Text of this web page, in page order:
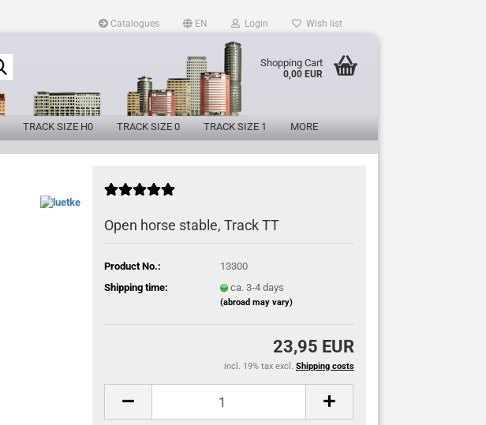
Catalogues EN Login Wish list
Shopping Cart
0,00 EUR
TRACK SIZE H0 TRACK SIZE 0 TRACK SIZE 1 MORE
Open horse stable, Track TT
Product No.:
13300
Shipping time:
ca. 3-4 days
(abroad may vary)
23,95 EUR
incl. 19% tax excl. Shipping costs